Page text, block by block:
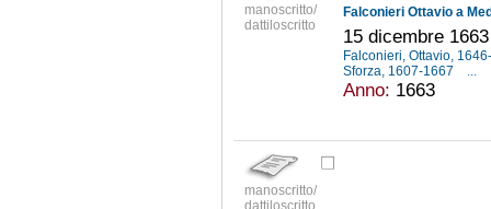
manoscritto/
dattiloscritto
Falconieri Ottavio a
15 dicembre 1663
Falconieri, Ottavio,
Sforza, 1607-1667
...
Anno: 1663
manoscritto/
dattiloscritto